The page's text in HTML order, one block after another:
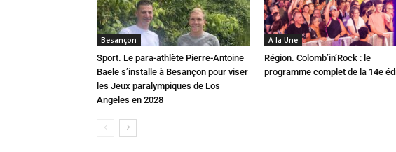
Besançon
Sport. Le para-athlète Pierre-Antoine
Baele s’installe à Besançon pour viser
les Jeux paralympiques de Los
Angeles en 2028
A la Une
Région. Colomb’in’Rock : le
programme complet de la 14e